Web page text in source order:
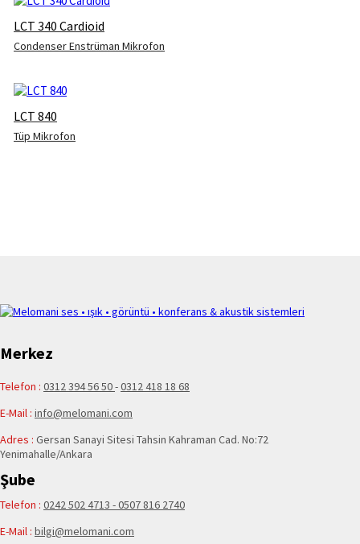
LCT 340 Cardioid
Condenser Enstrüman Mikrofon
LCT 840
Tüp Mikrofon
Merkez
Telefon : 0312 394 56 50-0312 418 18 68
E-Mail : info@melomani.com
Adres : Gersan Sanayi Sitesi Tahsin Kahraman Cad. No:72
Yenimahalle/Ankara
Şube
Telefon : 0242 502 4713 - 0507 816 2740
E-Mail : bilgi@melomani.com